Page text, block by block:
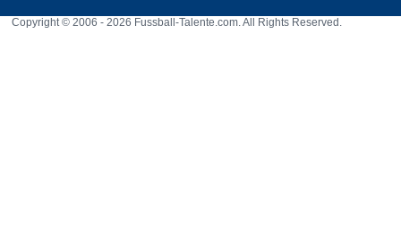
Copyright © 2006 - 2026 Fussball-Talente.com. All Rights Reserved.